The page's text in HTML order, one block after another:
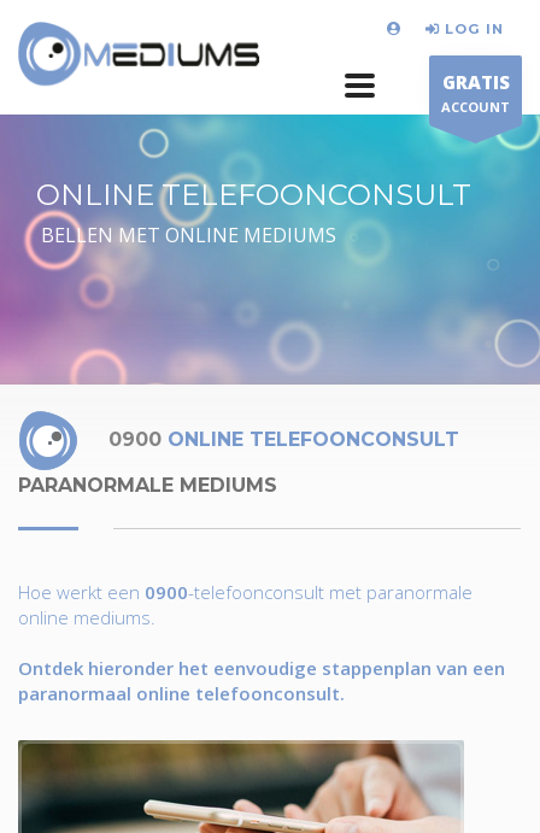
LOG IN
GRATIS
ACCOUNT
ONLINE TELEFOONCONSULT
BELLEN MET ONLINE MEDIUMS
0900 ONLINE TELEFOONCONSULT
PARANORMALE MEDIUMS
Hoe werkt een 0900-telefoonconsult met paranormale
online mediums.
Ontdek hieronder het eenvoudige stappenplan van een
paranormaal online telefoonconsult.